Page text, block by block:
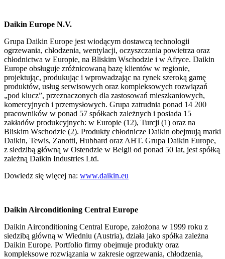
Daikin Europe N.V.
Grupa Daikin Europe jest wiodącym dostawcą technologii
ogrzewania, chłodzenia, wentylacji, oczyszczania powietrza oraz
chłodnictwa w Europie, na Bliskim Wschodzie i w Afryce. Daikin
Europe obsługuje zróżnicowaną bazę klientów w regionie,
projektując, produkując i wprowadzając na rynek szeroką gamę
produktów, usług serwisowych oraz kompleksowych rozwiązań
„pod klucz”, przeznaczonych dla zastosowań mieszkaniowych,
komercyjnych i przemysłowych. Grupa zatrudnia ponad 14 200
pracowników w ponad 57 spółkach zależnych i posiada 15
zakładów produkcyjnych: w Europie (12), Turcji (1) oraz na
Bliskim Wschodzie (2). Produkty chłodnicze Daikin obejmują marki
Daikin, Tewis, Zanotti, Hubbard oraz AHT. Grupa Daikin Europe,
z siedzibą główną w Ostendzie w Belgii od ponad 50 lat, jest spółką
zależną Daikin Industries Ltd.
Dowiedz się więcej na: www.daikin.eu
Daikin Airconditioning Central Europe
Daikin Airconditioning Central Europe, założona w 1999 roku z
siedzibą główną w Wiedniu (Austria), działa jako spółka zależna
Daikin Europe. Portfolio firmy obejmuje produkty oraz
kompleksowe rozwiązania w zakresie ogrzewania, chłodzenia,